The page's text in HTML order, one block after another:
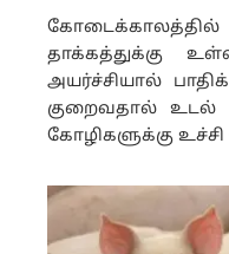
தாக்கத்துக்கு
அயர்ச்சியால்
குறைவதால் உடல்
கோழிகளுக்கு